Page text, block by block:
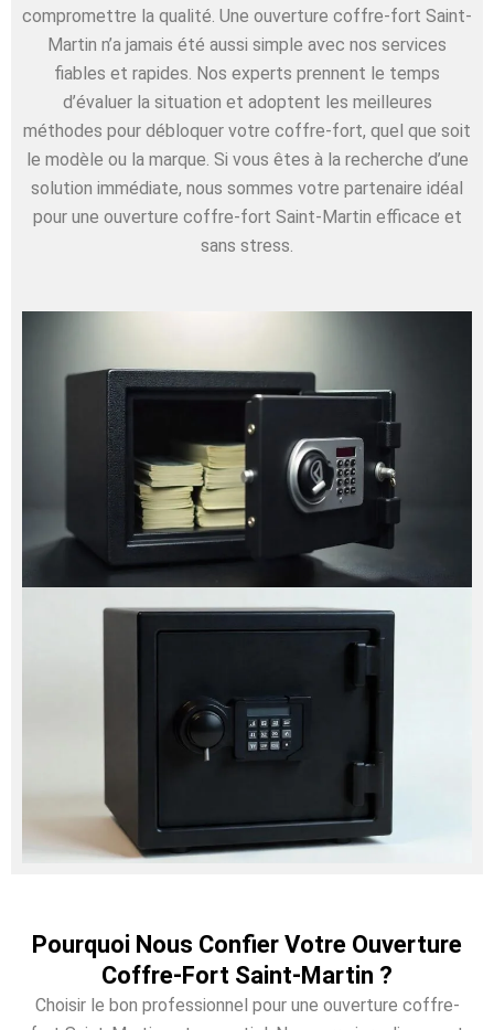
compromettre la qualité. Une ouverture coffre-fort Saint-
Martin n’a jamais été aussi simple avec nos services
fiables et rapides. Nos experts prennent le temps
d’évaluer la situation et adoptent les meilleures
méthodes pour débloquer votre coffre-fort, quel que soit
le modèle ou la marque. Si vous êtes à la recherche d’une
solution immédiate, nous sommes votre partenaire idéal
pour une ouverture coffre-fort Saint-Martin efficace et
sans stress.
Pourquoi Nous Confier Votre Ouverture
Coffre-Fort Saint-Martin ?
Choisir le bon professionnel pour une ouverture coffre-